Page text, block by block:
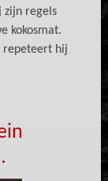
zijn regels
kokosmat.
repeteert hij